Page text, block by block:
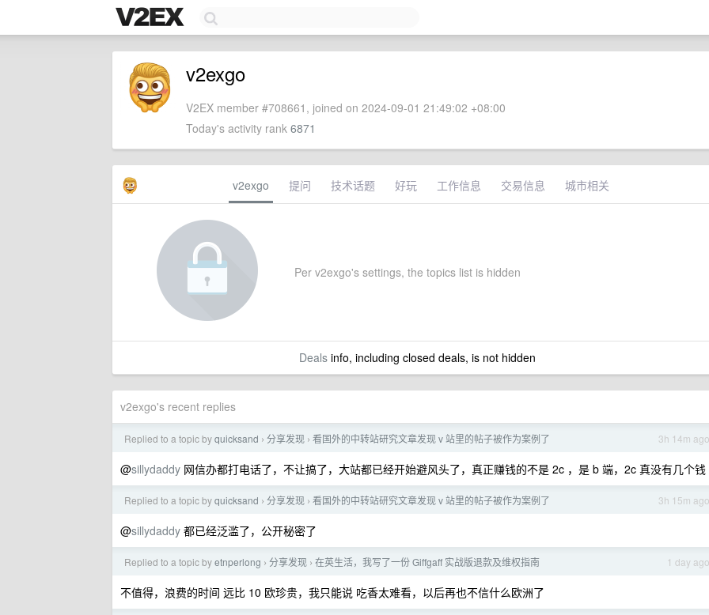
v2exgo
V2EX member #708661, joined on 2024-09-01 21:49:02 +08:00
Today's activity rank 6871
v2exgo 提问 技术话题 好玩 工作信息 交易信息 城市相关
Per v2exgo's settings, the topics list is hidden
Dealsinfo, including closed deals, is not hidden
v2exgo's recent replies
3h 14m ago
Replied to a topic byquicksand › 分享发现 › 看国外的中转站研究文章发现 v 站里的帖子被作为案例了
@sillydaddy 网信办都打电话了，不让搞了，大站都已经开始避风头了，真正赚钱的不是 2c ，是 b 端，2c 真没有几个钱
3h 15m ago
Replied to a topic byquicksand › 分享发现 › 看国外的中转站研究文章发现 v 站里的帖子被作为案例了
@sillydaddy 都已经泛滥了，公开秘密了
1 day ago
Replied to a topic byetnperlong › 分享发现 › 在英生活，我写了一份 Giffgaff 实战版退款及维权指南
不值得，浪费的时间 远比 10 欧珍贵，我只能说 吃香太难看，以后再也不信什么欧洲了